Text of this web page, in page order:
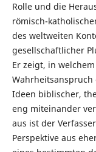
Rolle und die
römisch-
des weltweiten
gesellschaftlicher
Er zeigt, in
Ideen biblischer,
eng miteinander
aus ist der
Perspektive aus